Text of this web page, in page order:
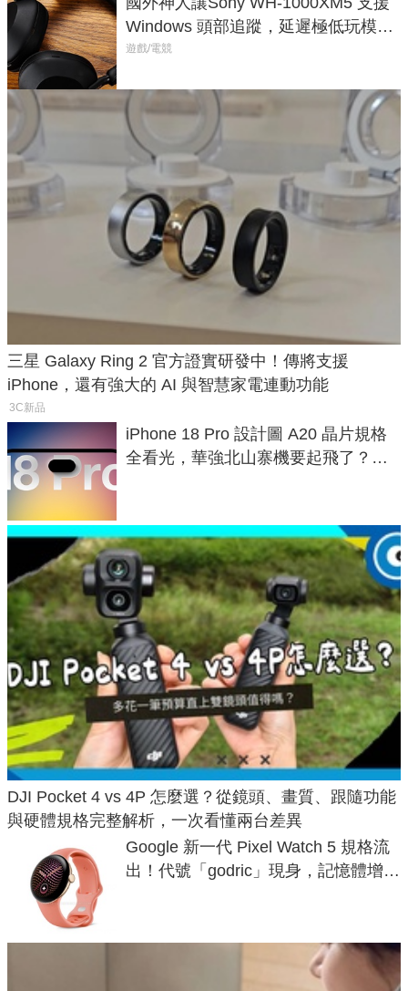
Windows 頭部追蹤，延遲極低玩模擬
飛行超有感
遊戲/電競
三星 Galaxy Ring 2 官方證實研發中！傳將支援
iPhone，還有強大的 AI 與智慧家電連動功能
3C新品
iPhone 18 Pro 設計圖 A20 晶片規格
全看光，華強北山寨機要起飛了？專
DJI Pocket 4 vs 4P 怎麼選？從鏡頭、畫質、跟隨功能
與硬體規格完整解析，一次看懂兩台差異
Google 新一代 Pixel Watch 5 規格流
出！代號「godric」現身，記憶體增強